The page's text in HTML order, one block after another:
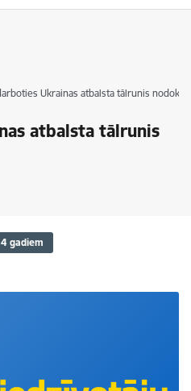
Ukrainas atbalsta tālrunis
atbalsta tālrunis
gadiem